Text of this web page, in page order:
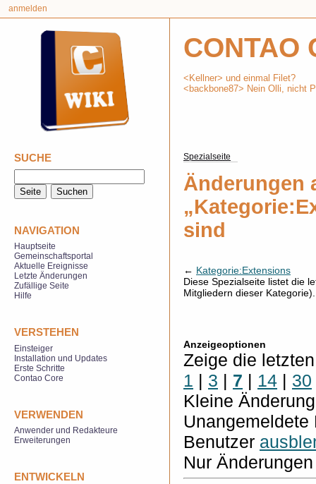
Änderungen
sind
← Kategorie:Extensions
Diese Spezialseite listet die
Mitgliedern dieser
Anzeigeoptionen
Zeige die
1 | 3 | 7 | 14 | 30
Kleine
Benutzer
Nur
Spezialseite
anmelden
CONTAO
<Kellner> und einmal Filet?
<backbone87> Nein Olli, nicht
SUCHE
NAVIGATION
Hauptseite
Gemeinschaftsportal
Aktuelle Ereignisse
Letzte Änderungen
Zufällige Seite
Hilfe
VERSTEHEN
Einsteiger
Installation und Updates
Erste Schritte
Contao Core
VERWENDEN
Anwender und Redakteure
Erweiterungen
ENTWICKELN